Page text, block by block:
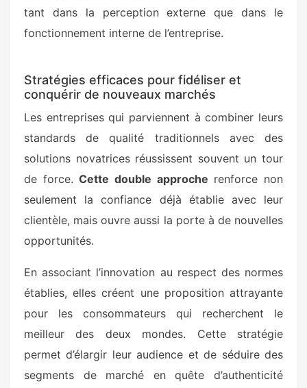
tant dans la perception externe que dans le
fonctionnement interne de l’entreprise.
Stratégies efficaces pour fidéliser et
conquérir de nouveaux marchés
Les entreprises qui parviennent à combiner leurs
standards de qualité traditionnels avec des
solutions novatrices réussissent souvent un tour
de force.Cette double approche renforce non
seulement la confiance déjà établie avec leur
clientèle, mais ouvre aussi la porte à de nouvelles
opportunités.
En associant l’innovation au respect des normes
établies, elles créent une proposition attrayante
pour les consommateurs qui recherchent le
meilleur des deux mondes. Cette stratégie
permet d’élargir leur audience et de séduire des
segments de marché en quête d’authenticité